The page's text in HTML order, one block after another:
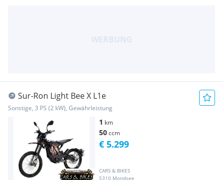
Sur-Ron Light Bee X L1e
Sonstige, 3 PS (2 kW), Gewährleistung
1 km
50ccm
CARS & BIKES
5310 Mondsee
€ 5.299